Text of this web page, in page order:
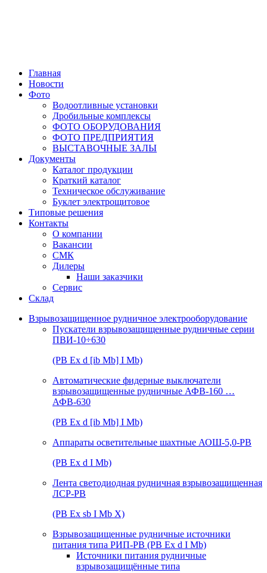
Главная
Новости
Фото
Водоотливные установки
Дробильные комплексы
ФОТО ОБОРУДОВАНИЯ
ФОТО ПРЕДПРИЯТИЯ
ВЫСТАВОЧНЫЕ ЗАЛЫ
Документы
Каталог продукции
Краткий каталог
Техническое обслуживание
Буклет электрощитовое
Типовые решения
Контакты
О компании
Вакансии
СМК
Дилеры
Наши заказчики
Сервис
Склад
Взрывозащищенное рудничное электрооборудование
Пускатели взрывозащищенные рудничные серии
ПВИ-10÷630
(РВ Ex d [ib Mb] I Mb)
Автоматические фидерные выключатели
взрывозащищенные рудничные АФВ-160 …
АФВ-630
(РВ Ex d [ib Mb] I Mb)
Аппараты осветительные шахтные АОШ-5,0-РВ
(РВ Ex d I Mb)
Лента светодиодная рудничная взрывозащищенная
ЛСР-РВ
(РВ Ex sb I Mb Х)
Взрывозащищенные рудничные источники
питания типа РИП-РВ (РВ Ex d I Mb)
Источники питания рудничные
взрывозащищённые типа